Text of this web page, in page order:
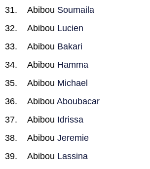
Abibou Soumaila
Abibou Lucien
Abibou Bakari
Abibou Hamma
Abibou Michael
Abibou Aboubacar
Abibou Idrissa
Abibou Jeremie
Abibou Lassina